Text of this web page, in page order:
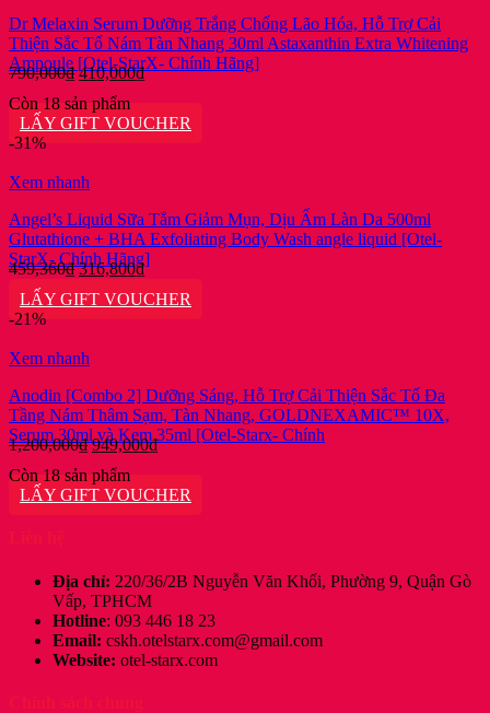
Dr Melaxin Serum Dưỡng Trắng Chống Lão Hóa, Hỗ Trợ Cải
Thiện Sắc Tố Nám Tàn Nhang 30ml Astaxanthin Extra Whitening
Ampoule [Otel-StarX- Chính Hãng]
790,000₫ Giá
là:
790,000₫.
410,000₫Giá
là:
Còn 18 sản phẩm
LẤY GIFT VOUCHER
-31%
Xem nhanh
Angel’s Liquid Sữa Tắm Giảm Mụn, Dịu Ẩm Làn Da 500ml
Glutathione + BHA Exfoliating Body Wash angle liquid [Otel-
StarX- Chính Hãng]
459,360₫Giá
là:
316,800₫Giá
tại
LẤY GIFT VOUCHER
-21%
Xem nhanh
Anodin [Combo 2] Dưỡng Sáng, Hỗ Trợ Cải Thiện Sắc Tố Đa
Tầng Nám Thâm Sạm, Tàn Nhang, GOLDNEXAMIC™ 10X,
Serum 30ml và Kem 35ml [Otel-Starx- Chính
1,200,000₫Giá
gốc
là:
1,200,000₫.
949,000₫Giá
là:
Còn 18 sản phẩm
LẤY GIFT VOUCHER
Địa chỉ: 220/36/2B Nguyễn Văn Khối, Phường 9, Quận Gò
Vấp, TPHCM
Hotline: 093 446 18 23
Email: cskh.otelstarx.com@gmail.com
Website: otel-starx.com